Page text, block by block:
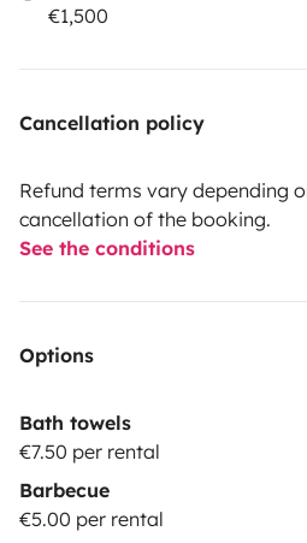
€1,500
Cancellation policy
Refund terms vary depending
cancellation of the booking.
See the conditions
Options
Bath towels
€7.50 per rental
Barbecue
€5.00 per rental